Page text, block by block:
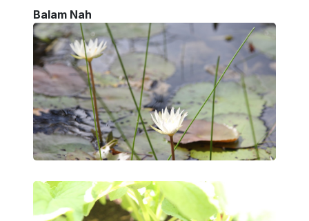
Balam Nah